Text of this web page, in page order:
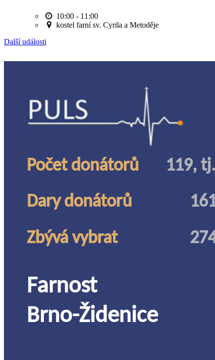
10:00 - 11:00
kostel farní sv. Cyrila a Metoděje
Další události